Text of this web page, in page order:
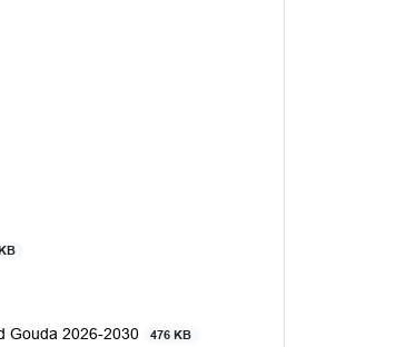
Gouda 2026-2030 476 KB